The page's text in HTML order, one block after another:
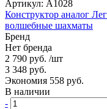
Артикул: A1028
Конструктор аналог
волшебные шахматы
Бренд
Нет бренда
2 790 руб. /шт
3 348 руб.
Экономия 558 руб.
В наличии
-